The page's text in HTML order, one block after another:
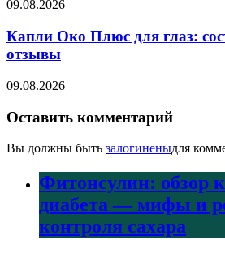
09.08.2026
Капли Око Плюс для глаз:
отзывы
09.08.2026
Оставить комментарий
Вы должны быть залогиненыдля
Фитонсулин: обзор
диабета — мифы и
контроля сахара